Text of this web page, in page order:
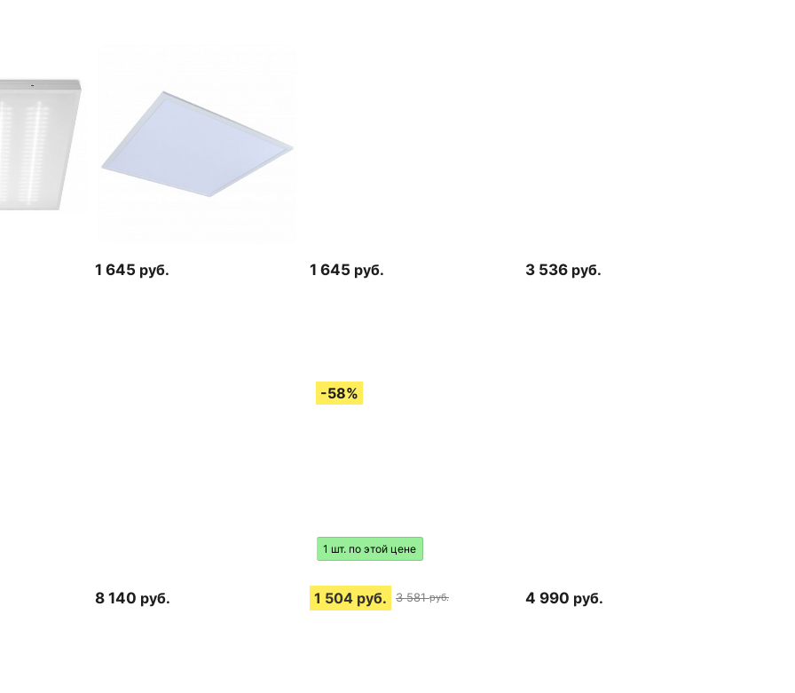
1 645 руб. 1 645 руб. 3 536 руб.
8 140 руб.
1 шт. по этой цене
1 504 руб. 3 581 руб. 4 990 руб.